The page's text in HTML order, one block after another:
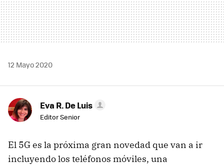
12 Mayo 2020
Eva R. De Luis
Editor Senior
El 5G es la próxima gran novedad que van a ir
incluyendo los teléfonos móviles, una